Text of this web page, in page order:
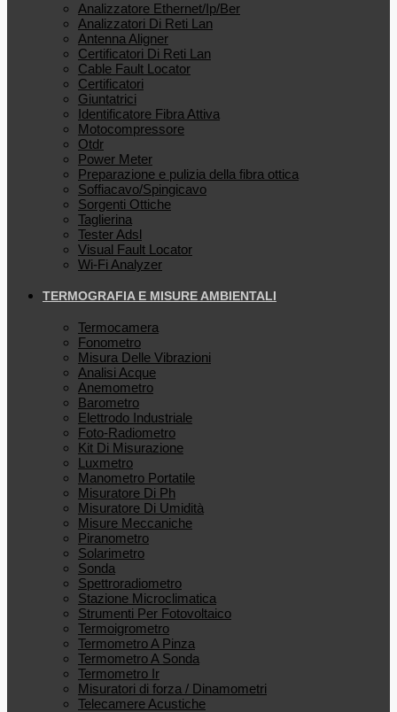
Analizzatore Ethernet/Ip/Ber
Analizzatori Di Reti Lan
Antenna Aligner
Certificatori Di Reti Lan
Cable Fault Locator
Certificatori
Giuntatrici
Identificatore Fibra Attiva
Motocompressore
Otdr
Power Meter
Preparazione e pulizia della fibra ottica
Soffiacavo/Spingicavo
Sorgenti Ottiche
Taglierina
Tester Adsl
Visual Fault Locator
Wi-Fi Analyzer
TERMOGRAFIA E MISURE AMBIENTALI
Termocamera
Fonometro
Misura Delle Vibrazioni
Analisi Acque
Anemometro
Barometro
Elettrodo Industriale
Foto-Radiometro
Kit Di Misurazione
Luxmetro
Manometro Portatile
Misuratore Di Ph
Misuratore Di Umidità
Misure Meccaniche
Piranometro
Solarimetro
Sonda
Spettroradiometro
Stazione Microclimatica
Strumenti Per Fotovoltaico
Termoigrometro
Termometro A Pinza
Termometro A Sonda
Termometro Ir
Misuratori di forza / Dinamometri
Telecamere Acustiche